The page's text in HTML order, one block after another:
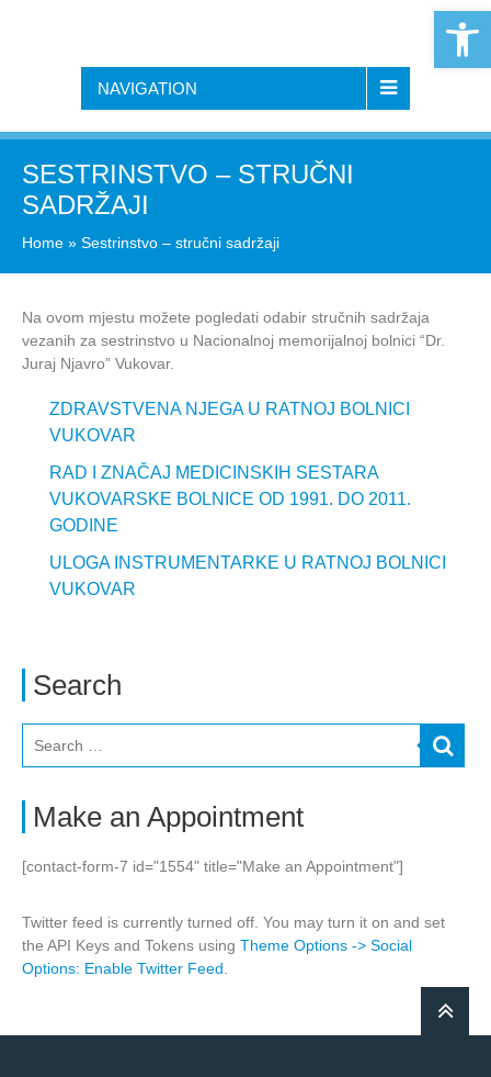
NAVIGATION
SESTRINSTVO – STRUČNI
SADRŽAJI
Home » Sestrinstvo – stručni sadržaji
Search
Make an Appointment
[contact-form-7 id="1554" title="Make an Appointment"]
Twitter feed is currently turned off. You may turn it on and set
the API Keys and Tokens using Theme Options -> Social
Options: Enable Twitter Feed
Na ovom mjestu možete pogledati odabir stručnih sadržaja
vezanih za sestrinstvo u Nacionalnoj memorijalnoj bolnici “Dr.
Juraj Njavro” Vukovar.
ZDRAVSTVENA NJEGA U RATNOJ BOLNICI
VUKOVAR
RAD I ZNAČAJ MEDICINSKIH SESTARA
VUKOVARSKE BOLNICE OD 1991. DO 2011.
GODINE
ULOGA INSTRUMENTARKE U RATNOJ BOLNICI
VUKOVAR